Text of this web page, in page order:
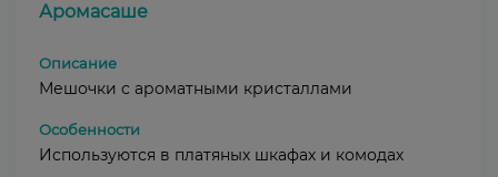
Аромасаше
Мешочки с ароматными кристаллами
Используются в платяных шкафах и комодах